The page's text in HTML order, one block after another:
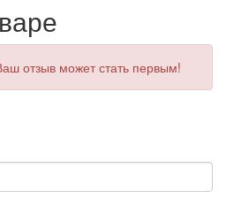
отзыв может стать первым!